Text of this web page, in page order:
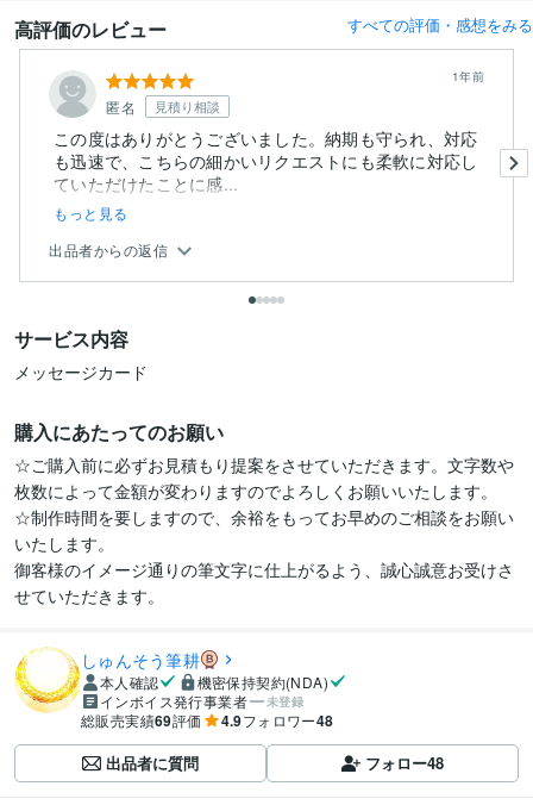
高評価のレビュー すべての評価・感想をみる
匿名 見積り相談
1年前
この度はありがとうございました。納期も守られ、対応
も迅速で、こちらの細かいリクエストにも柔軟に対応し
ていただけたことに感...
もっと見る
出品者からの返信
サービス内容
メッセージカード
購入にあたってのお願い
☆ご購入前に必ずお見積もり提案をさせていただきます。文字数や
枚数によって金額が変わりますのでよろしくお願いいたします。
☆制作時間を要しますので、余裕をもってお早めのご相談をお願い
いたします。
御客様のイメージ通りの筆文字に仕上がるよう、誠心誠意お受けさ
しゅんそう筆耕
本人確認
機密保持契約(NDA)
インボイス発行事業者
未登録
総販売実績69評価 4.9フォロワー48
出品者に質問 フォロー48